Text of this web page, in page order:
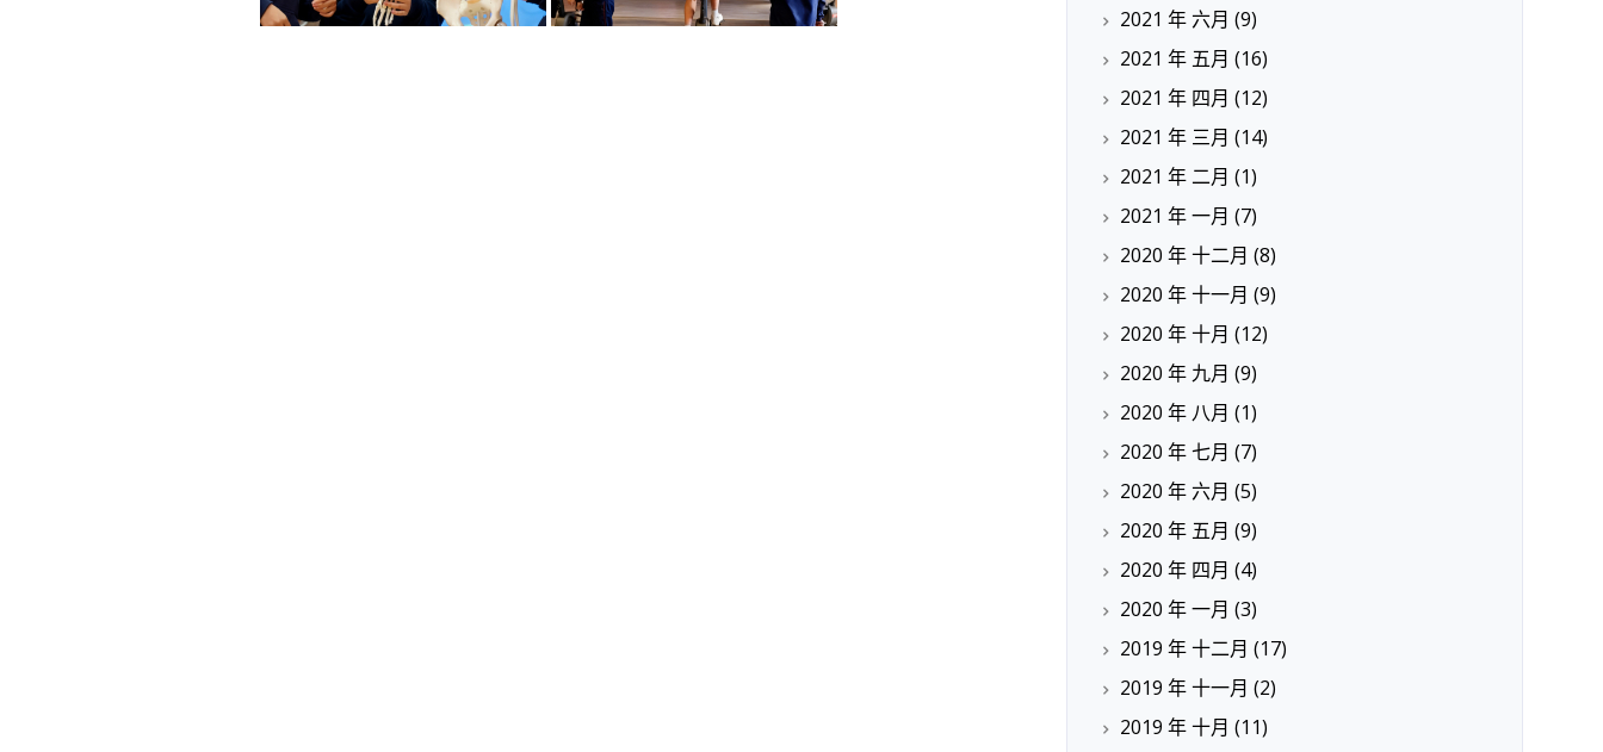
2021 年 六月 (9)
2021 年 五月 (16)
2021 年 四月 (12)
2021 年 三月 (14)
2021 年 二月 (1)
2021 年 一月 (7)
2020 年 十二月 (8)
2020 年 十一月 (9)
2020 年 十月 (12)
2020 年 九月 (9)
2020 年 八月 (1)
2020 年 七月 (7)
2020 年 六月 (5)
2020 年 五月 (9)
2020 年 四月 (4)
2020 年 一月 (3)
2019 年 十二月 (17)
2019 年 十一月 (2)
2019 年 十月 (11)